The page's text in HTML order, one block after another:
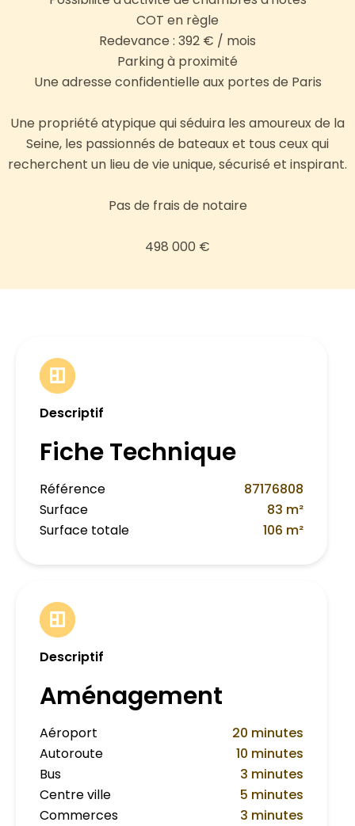
COT en règle
Redevance : 392 € / mois
Parking à proximité
Une adresse confidentielle aux portes de Paris
Une propriété atypique qui séduira les amoureux de la
Seine, les passionnés de bateaux et tous ceux qui
recherchent un lieu de vie unique, sécurisé et inspirant.
Pas de frais de notaire
498 000 €
Descriptif
Fiche Technique
Référence
87176808
Surface
83 m²
Surface totale
106 m²
Descriptif
Aménagement
Aéroport
20 minutes
Autoroute
10 minutes
Bus
3 minutes
Centre ville
5 minutes
Commerces
3 minutes